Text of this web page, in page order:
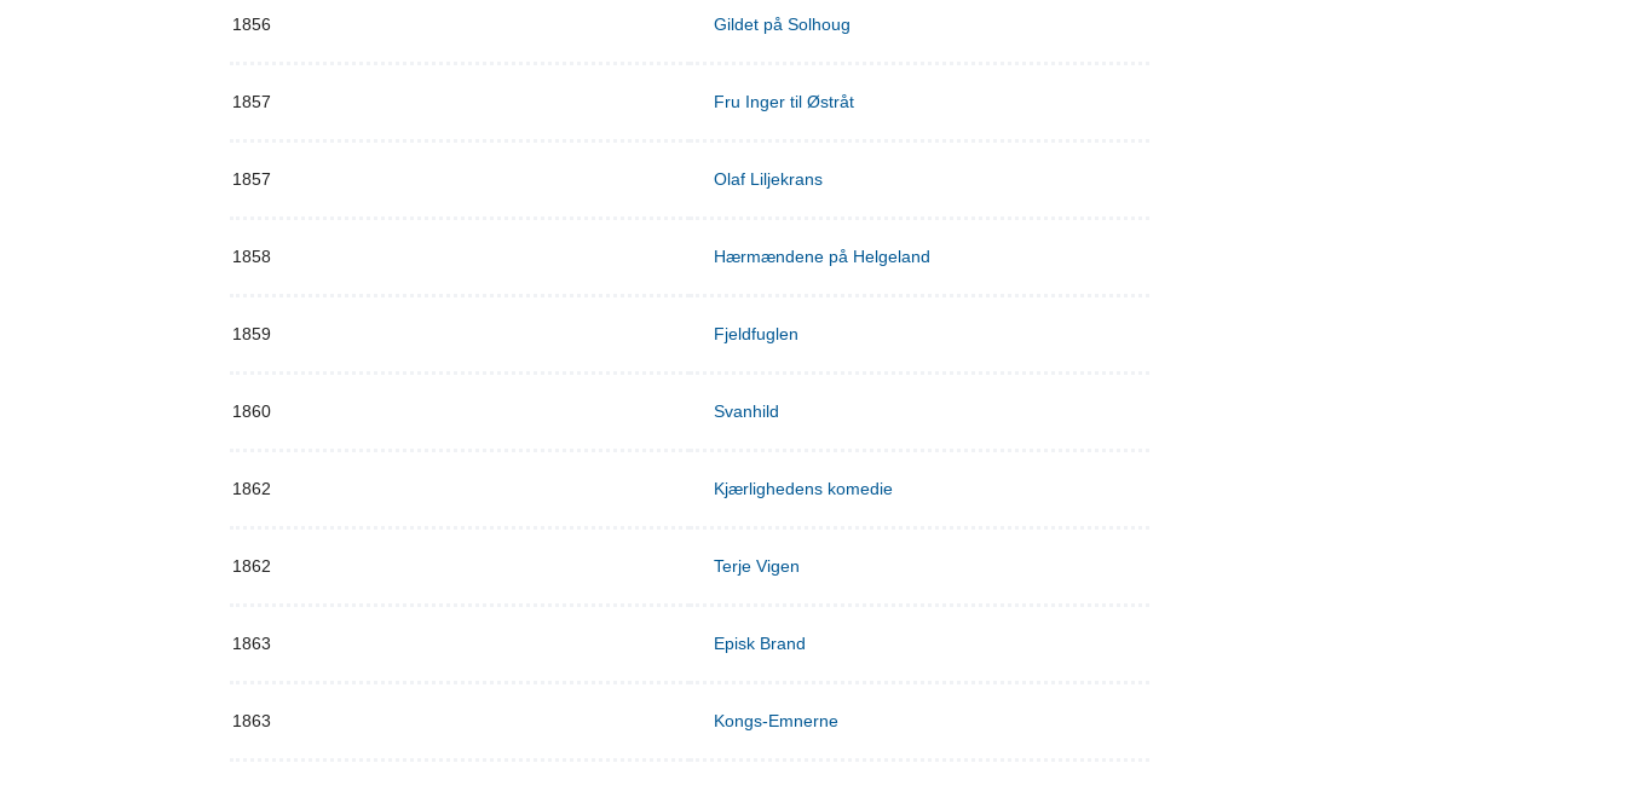
1856 Gildet på Solhoug
1857 Fru Inger til Østråt
1857 Olaf Liljekrans
1858 Hærmændene på Helgeland
1859 Fjeldfuglen
1860 Svanhild
1862 Kjærlighedens komedie
1862 Terje Vigen
1863 Episk Brand
1863 Kongs-Emnerne